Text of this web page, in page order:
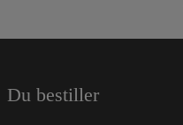
Du bestiller